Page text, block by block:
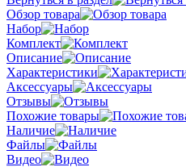
Обзор товара
Набор
Комплект
Описание
Характеристики
Аксессуары
Отзывы
Похожие товары
Наличие
Файлы
Видео